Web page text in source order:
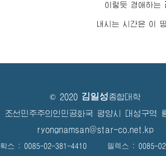
이렇듯 경애하는
내시는 시간은 이
© 2020 김일성종합대학
조선민주주의인민공화국 평양시 대성구역
ryongnamsan@star-co.net.kp
확스 : 0085-02-381-4410 텔렉스 : 0085-02-